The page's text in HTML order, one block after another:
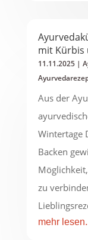
mit Kürbis
11.11.2025|
Aus der
Wintertage
Backen
zu
mehr